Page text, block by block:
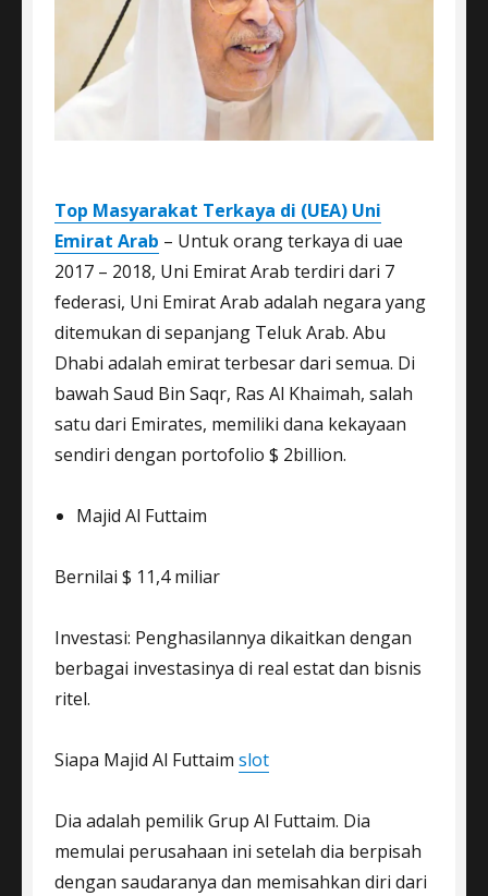
Top Masyarakat Terkaya di (UEA) Uni
Emirat Arab – Untuk orang terkaya di uae
2017 – 2018, Uni Emirat Arab terdiri dari 7
federasi, Uni Emirat Arab adalah negara yang
ditemukan di sepanjang Teluk Arab. Abu
Dhabi adalah emirat terbesar dari semua. Di
bawah Saud Bin Saqr, Ras Al Khaimah, salah
satu dari Emirates, memiliki dana kekayaan
sendiri dengan portofolio $ 2billion.
Majid Al Futtaim
Bernilai $ 11,4 miliar
Investasi: Penghasilannya dikaitkan dengan
berbagai investasinya di real estat dan bisnis
ritel.
Siapa Majid Al Futtaim slot
Dia adalah pemilik Grup Al Futtaim. Dia
memulai perusahaan ini setelah dia berpisah
dengan saudaranya dan memisahkan diri dari